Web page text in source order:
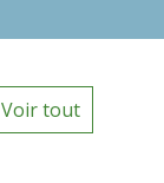
Voir tout